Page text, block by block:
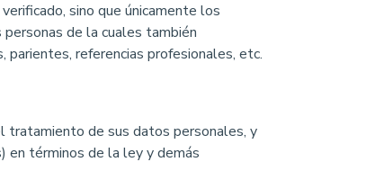
sino que únicamente los
de la cuales también
parientes, referencias profesionales, etc.
tratamiento de sus datos personales, y
términos de la ley y demás